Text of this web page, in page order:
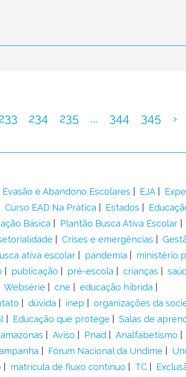
234 235 ... 344 345 ›
Evasão e Abandono Escolares EJA
Curso EAD Na Prática Estados
Básica
Plantão Busca Ativa Escolar
Crises e emergências
ativa escolar pandemia
ministério
publicação pré-escola crianças
Websérie cne
educação híbrida
dúvida inep
organizações da
Educação que protege
Salas de
amazonas Aviso Pnad Analfabetismo
Fórum Nacional da Undime
matrícula de fluxo contínuo TC